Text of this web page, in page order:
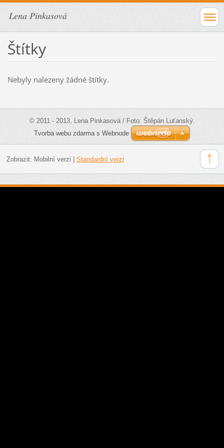
Lena Pinkasová
Štítky
Nebyly nalezeny žádné štítky.
© 2011 - 2013, Lena Pinkasová / Foto: Štěpán Luťanský.
Tvorba webu zdarma s Webnode
Zobrazit: Mobilní verzi Standardní verzi